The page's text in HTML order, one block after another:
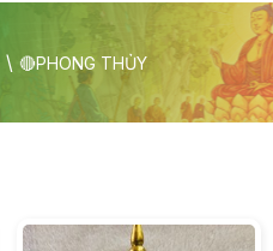
🔴PHONG THỦY